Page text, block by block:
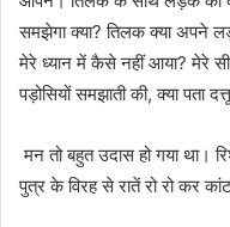
समझेगा क्या? तिलक क्या अपने
मेरे ध्यान में कैसे नहीं आया? मेरे
पड़ोसियों समझाती की, क्या पता
मन तो बहुत उदास हो गया था।
पुत्र के विरह से रातें रो रो कर